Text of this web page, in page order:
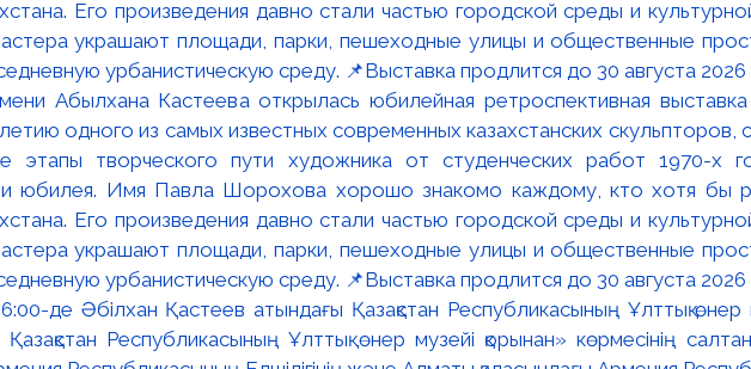
Абылхана Кастеева открылась юбилейная ретроспективная
одного из самых известных современных казахстанских скульпторов,
этапы творческого пути художника от студенческих работ 1970-х
юбилея. Имя Павла Шорохова хорошо знакомо каждому, кто хотя бы
Его произведения давно стали частью городской среды и
украшают площади, парки, пешеходные улицы и общественные
урбанистическую среду. 📌Выставка продлится до 30 августа 2026